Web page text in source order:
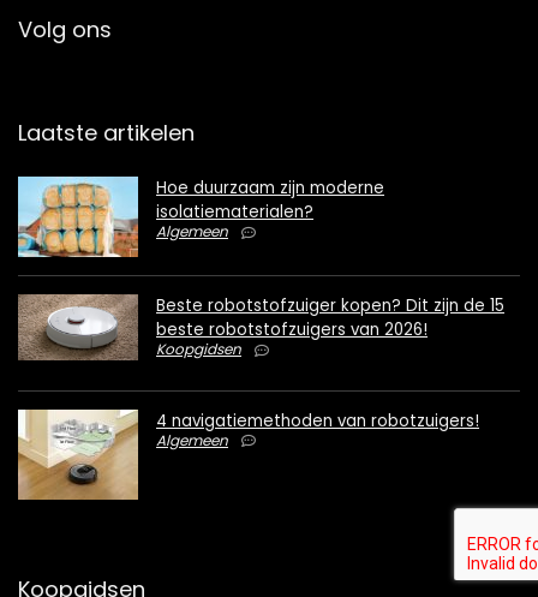
Volg ons
Laatste artikelen
Hoe duurzaam zijn moderne
isolatiematerialen?
Algemeen
Beste robotstofzuiger kopen? Dit zijn de 15
beste robotstofzuigers van 2026!
Koopgidsen
4 navigatiemethoden van robotzuigers!
Algemeen
Koopgidsen